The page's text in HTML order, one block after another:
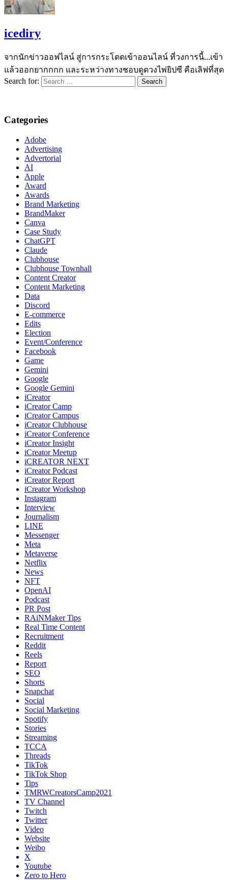
icediry
จากนักข่าวออฟไลน์ สู่การกระโดดเข้าออนไลน์ ที่วงการนี้...เข้า
แล้วออกยากกกก และระหว่างทางชอบดูดวงไพ่ยิปซี คือเลิฟที่สุด
Search for:
Categories
Adobe
Advertising
Advertorial
AI
Apple
Award
Awards
Brand Marketing
BrandMaker
Canva
Case Study
ChatGPT
Claude
Clubhouse
Clubhouse Townhall
Content Creator
Content Marketing
Data
Discord
E-commerce
Edits
Election
Event/Conference
Facebook
Game
Gemini
Google
Google Gemini
iCreator
iCreator Camp
iCreator Campus
iCreator Clubhouse
iCreator Conference
iCreator Insight
iCreator Meetup
iCREATOR NEXT
iCreator Podcast
iCreator Report
iCreator Workshop
Instagram
Interview
Journalism
LINE
Messenger
Meta
Metaverse
Netflix
News
NFT
OpenAI
Podcast
PR Post
RAiNMaker Tips
Real Time Content
Recruitment
Reddit
Reels
Report
SEO
Shorts
Snapchat
Social
Social Marketing
Spotify
Stories
Streaming
TCCA
Threads
TikTok
TikTok Shop
Tips
TMRWCreatorsCamp2021
TV Channel
Twitch
Twitter
Video
Website
Weibo
X
Youtube
Zero to Hero